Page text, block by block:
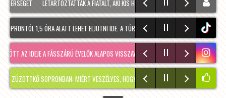
LETARTÓZTATTÁK A FIATALT, AKI KIS HÍJÁN MEGÖLT EGY 28 ÉVES FÉRFIT
1,5 ÓRA ALATT LEHET ELJUTNI IDE. A TÚRA A PREINER GSCHEID PARKOLÓBÓL
tiktok
AZ IDEJE A FÁSSZÁRÚ ÉVELŐK ALAPOS VISSZAVÁ… RÉGMÚLT KIRAKATA, AMÉLIE
SOPRONBAN: MIÉRT VESZÉLYES, HOGYAN KERÜLHETETT IDE, ÉS MIKOR